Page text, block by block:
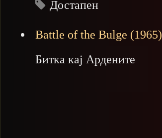
Достапен
Battle of the Bulge (1965)
Битка кај Ардените